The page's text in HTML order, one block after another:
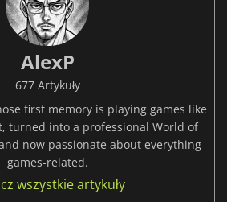
AlexP
677 Artykuły
first memory is playing games like
turned into a professional World of
now passionate about everything
games-related.
wszystkie artykuły